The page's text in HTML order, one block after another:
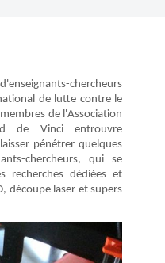
chercheurs
de lutte contre le
de l'Association
de Vinci entrouvre
pénétrer quelques
chercheurs, qui se
recherches dédiées et
découpe laser et supers